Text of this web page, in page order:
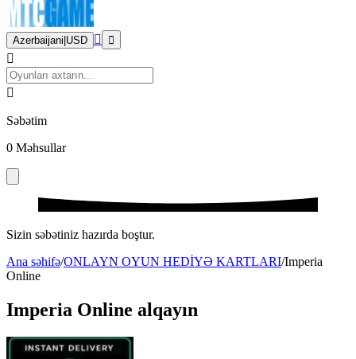
Azerbaijani USD
Səbətim
0 Məhsullar
Sizin səbətiniz hazırda boştur.
Ana səhifə/ONLAYN OYUN HEDİYƏ KARTLARI/Imperia
Online
Imperia Online alqayın